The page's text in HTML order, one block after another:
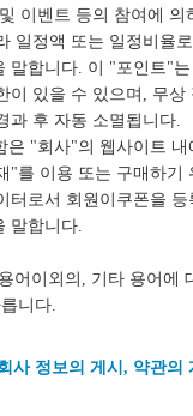
이벤트 등의 참여에 의
일정액 또는 일정비율
말합니다. 이 "포인트"
이 있을 수 있으며, 무상
과 후 자동 소멸됩니다.
은 "회사"의 웹사이트 내
"를 이용 또는 구매하기
터로서 회원이쿠폰을
말합니다.
어이외의, 기타 용어에
니다.
사 정보의 게시, 약관의